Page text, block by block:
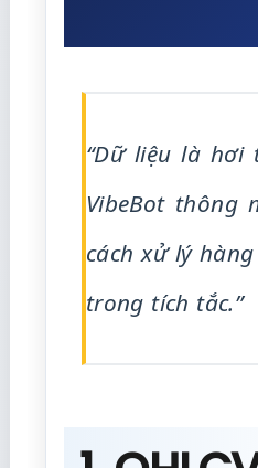
“Dữ liệu là hơi
VibeBot thông
cách xử lý
trong tích tắc.”